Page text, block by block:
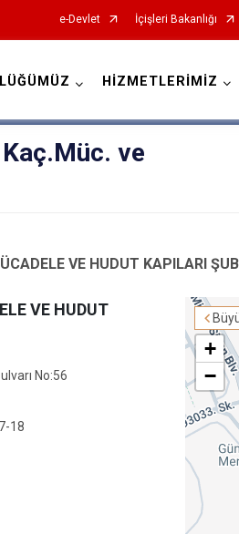
e-Devlet İçişleri Bakanlığı
HİZMETLERİMİZ
ve
VE HUDUT KAPILARI
+
−
VE HUDUT
No:56
18